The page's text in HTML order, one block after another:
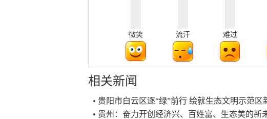
微笑 流汗 难过
相关新闻
• 贵阳市白云区逐“绿”前行 绘就生态文明示范区
• 贵州：奋力开创经济兴、百姓富、生态美的新